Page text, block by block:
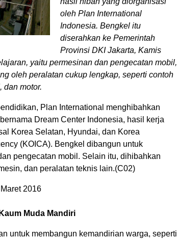
oleh Plan International
Indonesia. Bengkel itu
diserahkan ke Pemerintah
Provinsi DKI Jakarta, Kamis
yaitu permesinan dan pengecatan mobil,
oleh peralatan cukup lengkap, seperti contoh
dan motor.
Plan International menghibahkan
Dream Center Indonesia, hasil kerja
Korea Selatan, Hyundai, dan Korea
(KOICA). Bengkel dibangun untuk
pengecatan mobil. Selain itu, dihibahkan
dan peralatan teknis lain.(C02)
2016
Muda Mandiri
untuk membangun kemandirian warga, seperti